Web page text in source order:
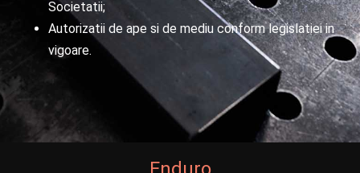
Societatii;
Autorizatii de ape si de mediu conform legislatiei in
vigoare.